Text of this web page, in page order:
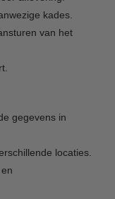
kades.
van het
gegevens in
locaties.